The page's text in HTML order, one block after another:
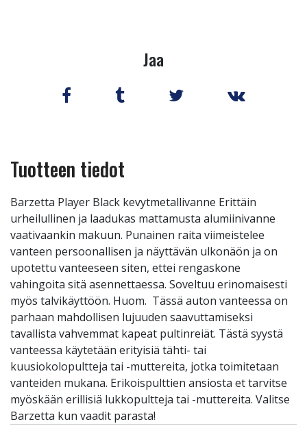
Jaa
Tuotteen tiedot
Barzetta Player Black kevytmetallivanne Erittäin
urheilullinen ja laadukas mattamusta alumiinivanne
vaativaankin makuun. Punainen raita viimeistelee
vanteen persoonallisen ja näyttävän ulkonäön ja on
upotettu vanteeseen siten, ettei rengaskone
vahingoita sitä asennettaessa. Soveltuu erinomaisesti
myös talvikäyttöön. Huom. Tässä auton vanteessa on
parhaan mahdollisen lujuuden saavuttamiseksi
tavallista vahvemmat kapeat pultinreiät. Tästä syystä
vanteessa käytetään erityisiä tähti- tai
kuusiokolopultteja tai -muttereita, jotka toimitetaan
vanteiden mukana. Erikoispulttien ansiosta et tarvitse
myöskään erillisiä lukkopultteja tai -muttereita. Valitse
Barzetta kun vaadit parasta!